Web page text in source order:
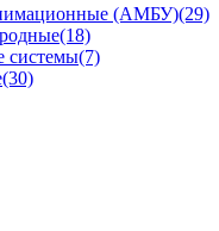
(АМБУ)(29)
(18)
системы(7)
(30)